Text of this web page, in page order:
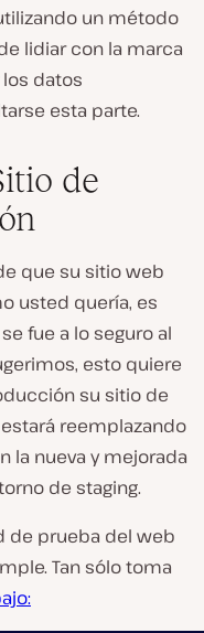
un método
lidiar con la marca
datos
esta parte.
de
que su sitio web
usted quería, es
fue a lo seguro al
esto quiere
su sitio de
reemplazando
la nueva y mejorada
de staging.
de prueba del web
Tan sólo toma